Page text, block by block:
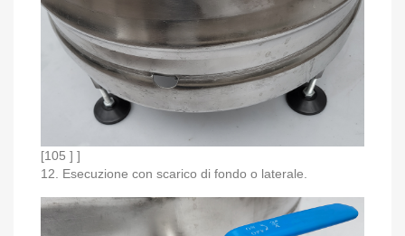
[105 ] ]
12. Esecuzione con scarico di fondo o laterale.